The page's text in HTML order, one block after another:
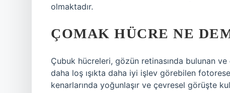
olmaktadır.
ÇOMAK HÜCRE NE
Çubuk hücreleri, gözün retinasında bulunan
daha loş ışıkta daha iyi işlev görebilen
kenarlarında yoğunlaşır ve çevresel görüşte